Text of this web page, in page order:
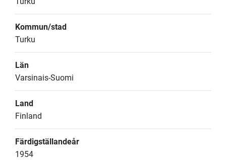
Kommun/stad
Turku
Län
Varsinais-Suomi
Land
Finland
Färdigställandeår
1954